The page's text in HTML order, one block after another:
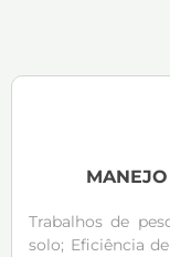
Trabalhos de
solo; Eficiência